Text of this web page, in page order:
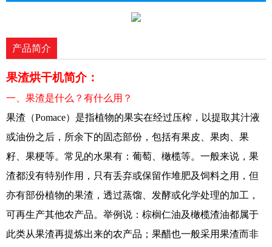
产品简介
果渣烘干机简介：
一、果渣是什么？有什么用？
果渣（Pomace）是指植物的果实在经过压榨，以提取其汁液
或油份之后，所余下的固态部份，包括有果皮、果肉、果
籽、果梗等。常见的水果有：葡萄、橄榄等。一般来说，果
渣都没有特别作用，只有丢弃或保留作堆肥及饲料之用，但
亦有部份植物的果渣，透过蒸馏、发酵或化学处理的加工，
可再生产其他农产品。举例说：棕榈仁油及橄榄渣油都属于
此类从果渣再提炼出来的农产品；果醋也一般采用果渣而非